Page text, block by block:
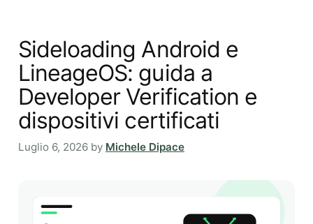
Sideloading Android e
LineageOS: guida a
Developer Verification e
dispositivi certificati
Luglio 6, 2026 by Michele Dipace